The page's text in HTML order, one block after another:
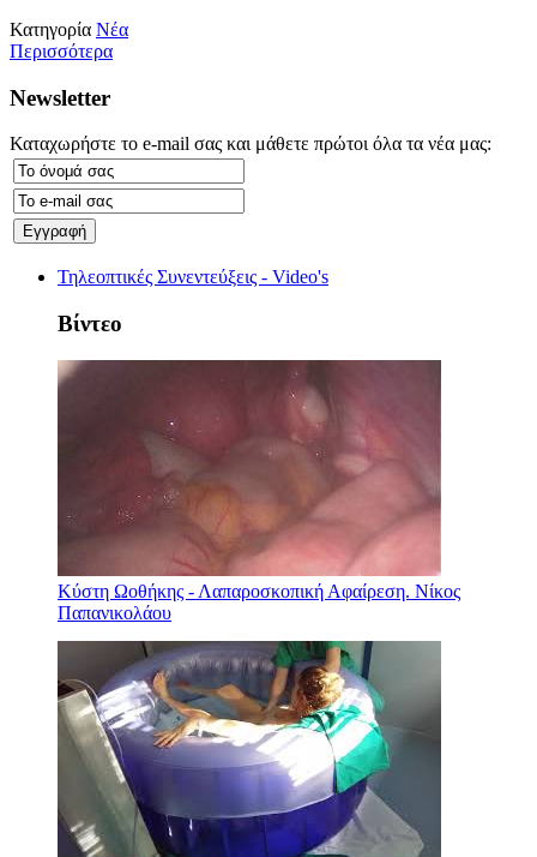
Κατηγορία Νέα
Περισσότερα
Newsletter
Καταχωρήστε το e-mail σας και μάθετε πρώτοι όλα τα νέα μας:
Τηλεοπτικές Συνεντεύξεις - Video's
Βίντεο
Κύστη Ωοθήκης - Λαπαροσκοπική Αφαίρεση. Νίκος
Παπανικολάου